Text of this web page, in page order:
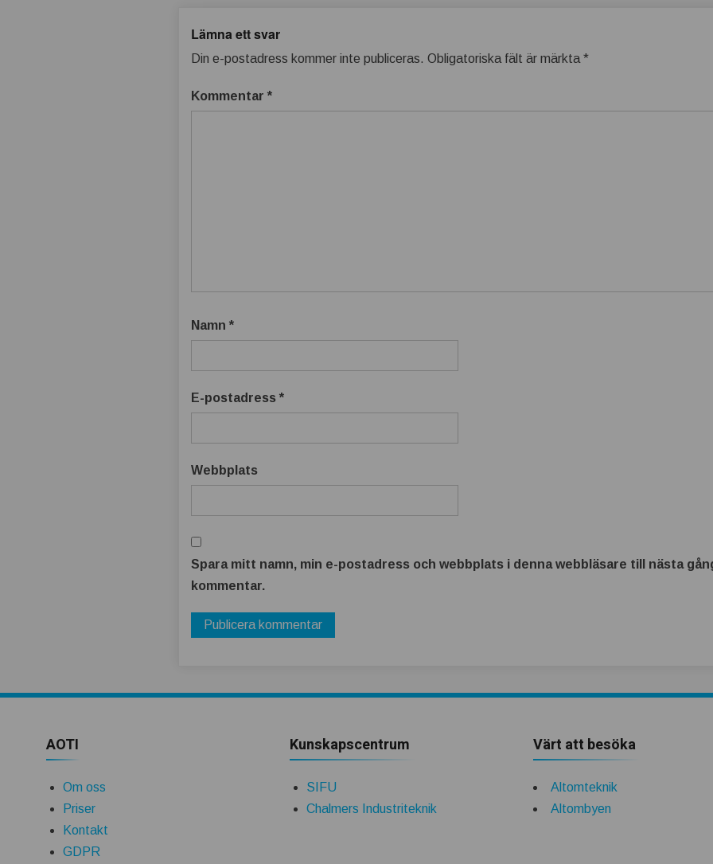
Lämna ett svar
Din e-postadress kommer inte publiceras. Obligatoriska fält är märkta*
Kommentar*
Namn*
E-postadress*
Webbplats
Spara mitt namn, min e-postadress och webbplats i denna webbläsare till nästa
kommentar.
AOTI
Om oss
Priser
Kontakt
GDPR
Kunskapscentrum
SIFU
Chalmers Industriteknik
Värt att besöka
Altomteknik
Altombyen